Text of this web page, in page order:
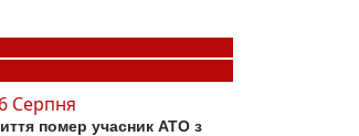
6 Серпня
помер учасник АТО з